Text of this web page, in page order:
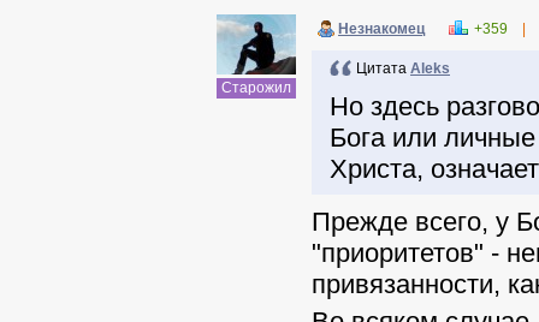
Старожил
Незнакомец +359
Цитата Aleks
Но здесь
Бога или
Христа,
Прежде всего, у
"приоритетов" -
привязанности,